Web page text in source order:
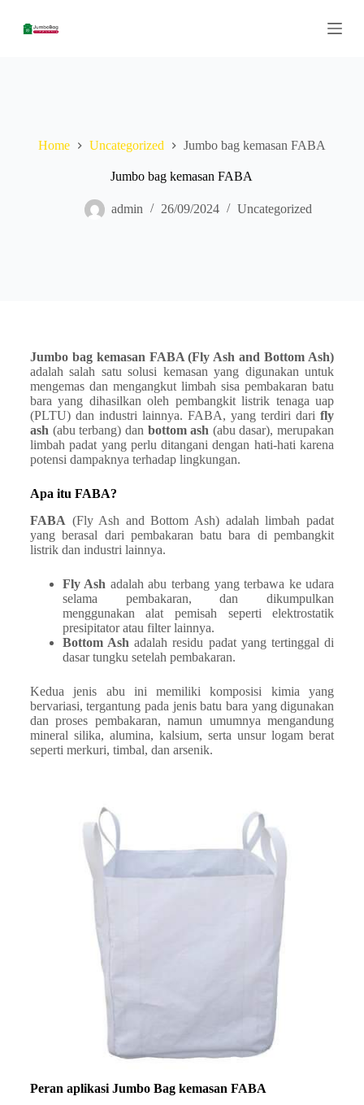
Home Uncategorized Jumbo bag kemasan FABA
Jumbo bag kemasan FABA
admin 26/09/2024 Uncategorized
Jumbo bag kemasan FABA (Fly Ash and Bottom Ash)
adalah salah satu solusi kemasan yang digunakan untuk
mengemas dan mengangkut limbah sisa pembakaran batu
bara yang dihasilkan oleh pembangkit listrik tenaga uap
(PLTU) dan industri lainnya. FABA, yang terdiri darifly
ash (abu terbang) dan bottom ash (abu dasar), merupakan
limbah padat yang perlu ditangani dengan hati-hati karena
potensi dampaknya terhadap lingkungan.
Apa itu FABA?
FABA (Fly Ash and Bottom Ash) adalah limbah padat
yang berasal dari pembakaran batu bara di pembangkit
listrik dan industri lainnya.
Fly Ash adalah abu terbang yang terbawa ke udara
selama pembakaran, dan dikumpulkan
menggunakan alat pemisah seperti elektrostatik
presipitator atau filter lainnya.
Bottom Ash adalah residu padat yang tertinggal di
dasar tungku setelah pembakaran.
Kedua jenis abu ini memiliki komposisi kimia yang
bervariasi, tergantung pada jenis batu bara yang digunakan
dan proses pembakaran, namun umumnya mengandung
mineral silika, alumina, kalsium, serta unsur logam berat
seperti merkuri, timbal, dan arsenik.
Peran aplikasi Jumbo Bag kemasan FABA